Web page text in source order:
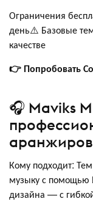
Ограничения
день⚠️ Базовые
качестве
👉 Попробовать
🎧 Maviks
Кому подходит:
музыку с помощью
дизайна — с